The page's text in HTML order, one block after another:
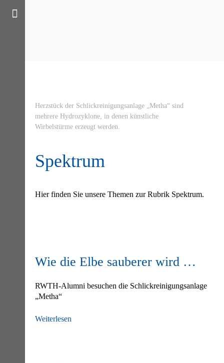
Herzstück der Schlickreinigungsanlage „Metha“ sind
mehrere Hydrozyklone, in denen künstliche
Wirbelstürme erzeugt werden.
Spektrum
Hier finden Sie unsere Themen zur Rubrik Spektrum.
Wie die Elbe sauberer wird …
RWTH-Alumni besuchen die Schlickreinigungsanlage
„Metha“
Weiterlesen